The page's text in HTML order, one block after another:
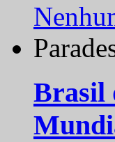
Brasil